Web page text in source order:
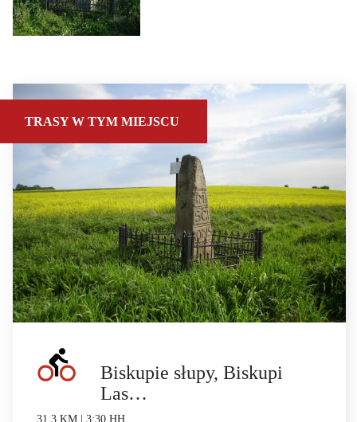
TRASY W TYM MIEJSCU
Biskupie słupy, Biskupi
Las…
31.3 KM | 3:30 HH